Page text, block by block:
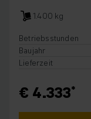
1.400 kg
Betriebsstunden
Baujahr
Lieferzeit
€ 4.333